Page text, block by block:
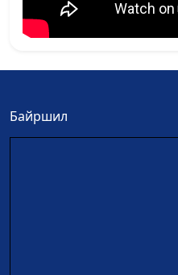
Байршил